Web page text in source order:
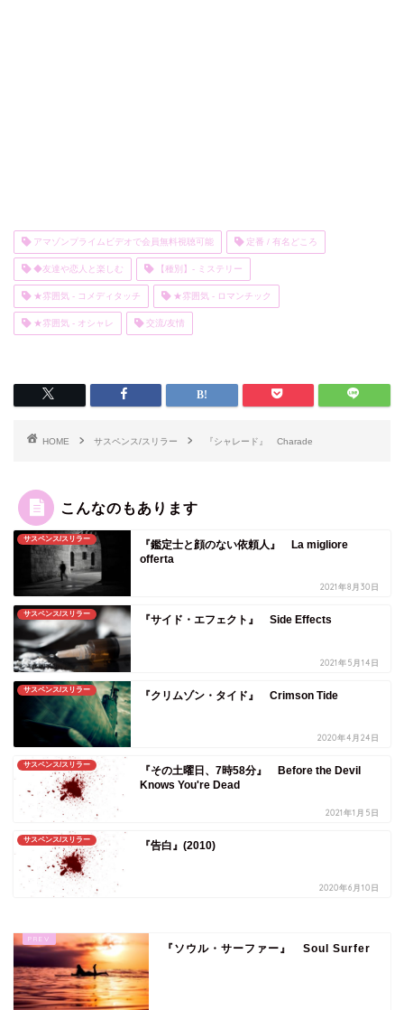
アマゾンプライムビデオで会員無料視聴可能 定番 / 有名どころ
◆友達や恋人と楽しむ 【種別】- ミステリー
★雰囲気 - コメディタッチ ★雰囲気 - ロマンチック
★雰囲気 - オシャレ 交流/友情
HOME サスペンス/スリラー 『シャレード』 Charade
こんなのもあります
サスペンス/スリラー
『鑑定士と顔のない依頼人』 La migliore
offerta
2021年8月30日
サスペンス/スリラー 『サイド・エフェクト』 Side Effects
2021年5月14日
サスペンス/スリラー 『クリムゾン・タイド』 Crimson Tide
2020年4月24日
サスペンス/スリラー
『その土曜日、7時58分』 Before the Devil
Knows You're Dead
2021年1月5日
サスペンス/スリラー 『告白』(2010)
2020年6月10日
『ソウル・サーファー』 Soul Surfer